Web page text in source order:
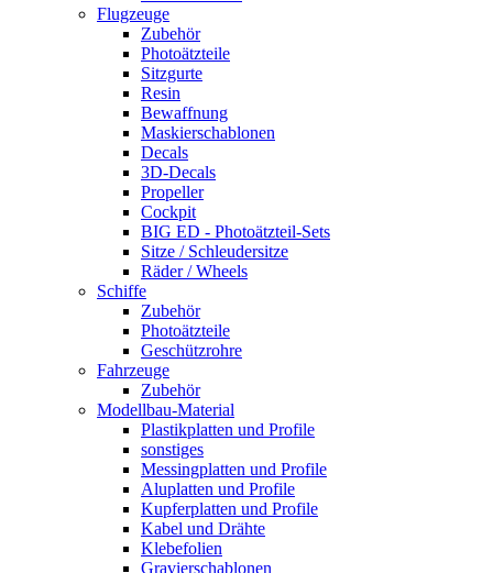
Flugzeuge
Zubehör
Photoätzteile
Sitzgurte
Resin
Bewaffnung
Maskierschablonen
Decals
3D-Decals
Propeller
Cockpit
BIG ED - Photoätzteil-Sets
Sitze / Schleudersitze
Räder / Wheels
Schiffe
Zubehör
Photoätzteile
Geschützrohre
Fahrzeuge
Zubehör
Modellbau-Material
Plastikplatten und Profile
sonstiges
Messingplatten und Profile
Aluplatten und Profile
Kupferplatten und Profile
Kabel und Drähte
Klebefolien
Gravierschablonen